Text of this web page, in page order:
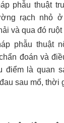
phẫu thuật
rạch nhỏ
và qua đó
phẫu thuật
đoán và
điểm là quan
sau mổ, thời